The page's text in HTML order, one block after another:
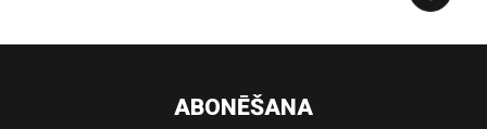
ABONĒŠANA